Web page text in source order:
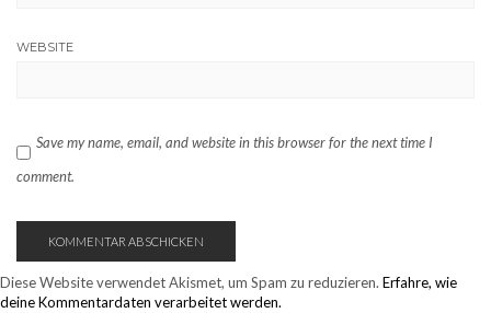
WEBSITE
Save my name, email, and website in this browser for the next time I
comment.
Diese Website verwendet Akismet, um Spam zu reduzieren. Erfahre, wie
deine Kommentardaten verarbeitet werden.